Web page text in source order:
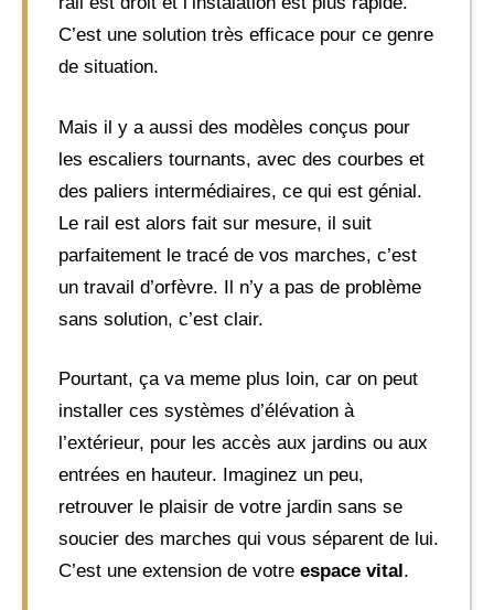
C’est une solution très efficace pour ce genre
de situation.
Mais il y a aussi des modèles conçus pour
les escaliers tournants, avec des courbes et
des paliers intermédiaires, ce qui est génial.
Le rail est alors fait sur mesure, il suit
parfaitement le tracé de vos marches, c’est
un travail d’orfèvre. Il n’y a pas de problème
sans solution, c’est clair.
Pourtant, ça va meme plus loin, car on peut
installer ces systèmes d’élévation à
l’extérieur, pour les accès aux jardins ou aux
entrées en hauteur. Imaginez un peu,
retrouver le plaisir de votre jardin sans se
soucier des marches qui vous séparent de lui.
C’est une extension de votre espace vital.